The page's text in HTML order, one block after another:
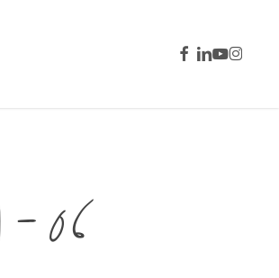
facebook
linkedin
youtubeinstagram
06